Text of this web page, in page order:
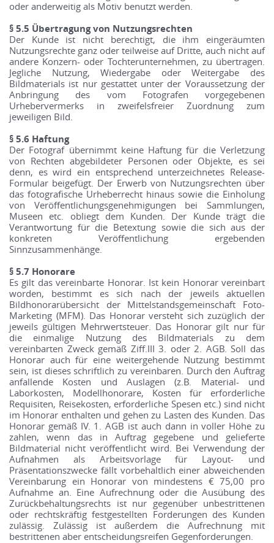
oder anderweitig als Motiv benutzt werden.
§ 5.5 Übertragung von Nutzungsrechten
Der Kunde ist nicht berechtigt, die ihm eingeräumten
Nutzungsrechte ganz oder teilweise auf Dritte, auch nicht auf
andere Konzern- oder Tochterunternehmen, zu übertragen.
Jegliche Nutzung, Wiedergabe oder Weitergabe des
Bildmaterials ist nur gestattet unter der Voraussetzung der
Anbringung des vom Fotografen vorgegebenen
Urhebervermerks in zweifelsfreier Zuordnung zum
jeweiligen Bild.
§ 5.6 Haftung
Der Fotograf übernimmt keine Haftung für die Verletzung
von Rechten abgebildeter Personen oder Objekte, es sei
denn, es wird ein entsprechend unterzeichnetes Release-
Formular beigefügt. Der Erwerb von Nutzungsrechten über
das fotografische Urheberrecht hinaus sowie die Einholung
von Veröffentlichungsgenehmigungen bei Sammlungen,
Museen etc. obliegt dem Kunden. Der Kunde trägt die
Verantwortung für die Betextung sowie die sich aus der
konkreten Veröffentlichung ergebenden
Sinnzusammenhänge.
§ 5.7 Honorare
Es gilt das vereinbarte Honorar. Ist kein Honorar vereinbart
worden, bestimmt es sich nach der jeweils aktuellen
Bildhonorarübersicht der Mittelstandsgemeinschaft Foto-
Marketing (MFM). Das Honorar versteht sich zuzüglich der
jeweils gültigen Mehrwertsteuer. Das Honorar gilt nur für
die einmalige Nutzung des Bildmaterials zu dem
vereinbarten Zweck gemäß Ziff.III 3. oder 2. AGB. Soll das
Honorar auch für eine weitergehende Nutzung bestimmt
sein, ist dieses schriftlich zu vereinbaren. Durch den Auftrag
anfallende Kosten und Auslagen (z.B. Material- und
Laborkosten, Modellhonorare, Kosten für erforderliche
Requisiten, Reisekosten, erforderliche Spesen etc.) sind nicht
im Honorar enthalten und gehen zu Lasten des Kunden. Das
Honorar gemäß IV. 1. AGB ist auch dann in voller Höhe zu
zahlen, wenn das in Auftrag gegebene und gelieferte
Bildmaterial nicht veröffentlicht wird. Bei Verwendung der
Aufnahmen als Arbeitsvorlage für Layout- und
Präsentationszwecke fällt vorbehaltlich einer abweichenden
Vereinbarung ein Honorar von mindestens € 75,00 pro
Aufnahme an. Eine Aufrechnung oder die Ausübung des
Zurückbehaltungsrechts ist nur gegenüber unbestrittenen
oder rechtskräftig festgestellten Forderungen des Kunden
zulässig. Zulässig ist außerdem die Aufrechnung mit
bestrittenen aber entscheidungsreifen Gegenforderungen.